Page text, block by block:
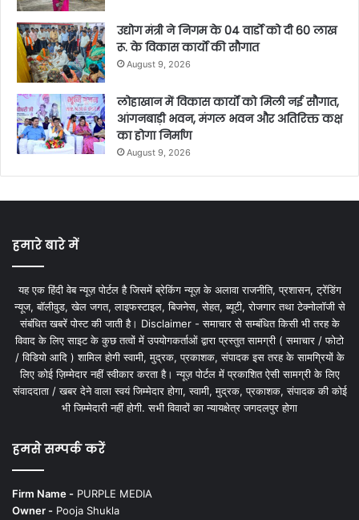
उद्योग मंत्री ने निगम के 04 वार्डाे को दी 60 लाख
रू. के विकास कार्याे की सौगात
August 9, 2026
लोहाखान में विकास कार्यों को मिली नई सौगात,
आंगनबाड़ी भवन, मंगल भवन और अतिरिक्त कक्ष
का होगा निर्माण
August 9, 2026
हमारे बारे में
यह एक हिंदी वेब न्यूज़ पोर्टल है जिसमें ब्रेकिंग न्यूज़ के अलावा राजनीति, प्रशासन, ट्रेंडिंग
न्यूज, बॉलीवुड, खेल जगत, लाइफस्टाइल, बिजनेस, सेहत, ब्यूटी, रोजगार तथा टेक्नोलॉजी से
संबंधित खबरें पोस्ट की जाती है। Disclaimer - समाचार से सम्बंधित किसी भी तरह के
विवाद के लिए साइट के कुछ तत्वों में उपयोगकर्ताओं द्वारा प्रस्तुत सामग्री ( समाचार / फोटो
/ विडियो आदि ) शामिल होगी स्वामी, मुद्रक, प्रकाशक, संपादक इस तरह के सामग्रियों के
लिए कोई ज़िम्मेदार नहीं स्वीकार करता है। न्यूज़ पोर्टल में प्रकाशित ऐसी सामग्री के लिए
संवाददाता / खबर देने वाला स्वयं जिम्मेदार होगा, स्वामी, मुद्रक, प्रकाशक, संपादक की कोई
भी जिम्मेदारी नहीं होगी. सभी विवादों का न्यायक्षेत्र जगदलपुर होगा
हमसे सम्पर्क करें
Firm Name - PURPLE MEDIA
Owner - Pooja Shukla